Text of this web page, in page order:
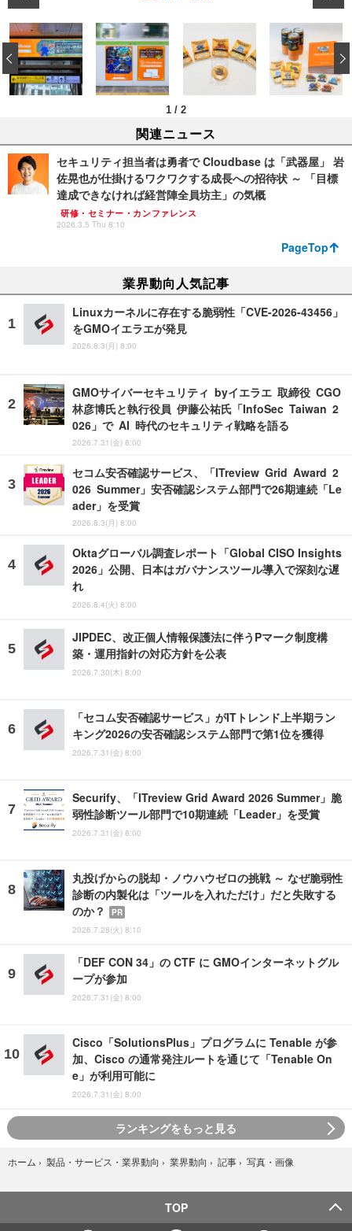
1 / 2
‹
関連ニュース
セキュリティ担当者は勇者で Cloudbase は「武器屋」 岩
佐晃也が仕掛けるワクワクする成長への招待状 ～ 「目標
達成できなければ経営陣全員坊主」の気概
研修・セミナー・カンファレンス
2026.3.5 Thu 8:10
PageTop
業界動向人気記事
Linuxカーネルに存在する脆弱性「CVE-2026-43456」
をGMOイエラエが発見
2026.8.3(月) 8:00
GMOサイバーセキュリティ byイエラエ 取締役 CGO
林彦博氏と執行役員 伊藤公祐氏「InfoSec Taiwan 2
026」で AI 時代のセキュリティ戦略を語る
2026.7.31(金) 8:00
セコム安否確認サービス、「ITreview Grid Award 2
026 Summer」安否確認システム部門で26期連続「Le
ader」を受賞
2026.8.3(月) 8:00
Oktaグローバル調査レポート「Global CISO Insights
2026」公開、日本はガバナンスツール導入で深刻な遅
れ
2026.8.4(火) 8:00
JIPDEC、改正個人情報保護法に伴うPマーク制度構
築・運用指針の対応方針を公表
2026.7.30(木) 8:00
「セコム安否確認サービス」がITトレンド上半期ラン
キング2026の安否確認システム部門で第1位を獲得
2026.7.31(金) 8:00
Securify、「ITreview Grid Award 2026 Summer」脆
弱性診断ツール部門で10期連続「Leader」を受賞
2026.7.31(金) 8:00
丸投げからの脱却・ノウハウゼロの挑戦 ～ なぜ脆弱性
診断の内製化は「ツールを入れただけ」だと失敗する
のか？
PR
2026.7.28(火) 8:10
「DEF CON 34」の CTF に GMOインターネットグル
ープが参加
2026.7.31(金) 8:00
Cisco「SolutionsPlus」プログラムに Tenable が参
加、Cisco の通常発注ルートを通じて「Tenable On
e」が利用可能に
2026.7.31(金) 8:00
ランキングをもっと見る
ホーム › 製品・サービス・業界動向 › 業界動向 › 記事 › 写真・画像
TOP